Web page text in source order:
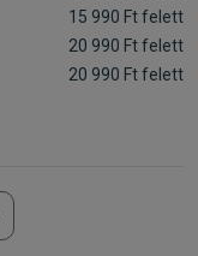
15 990 Ft felett
20 990 Ft felett
20 990 Ft felett